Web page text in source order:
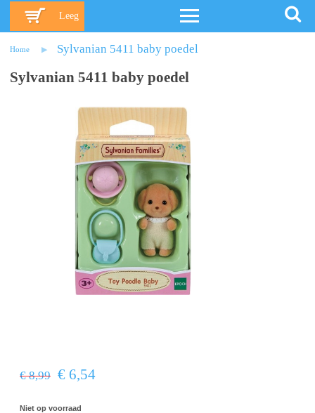
Leeg
Home Sylvanian 5411 baby poedel
Sylvanian 5411 baby poedel
€ 8,99 € 6,54
Niet op voorraad